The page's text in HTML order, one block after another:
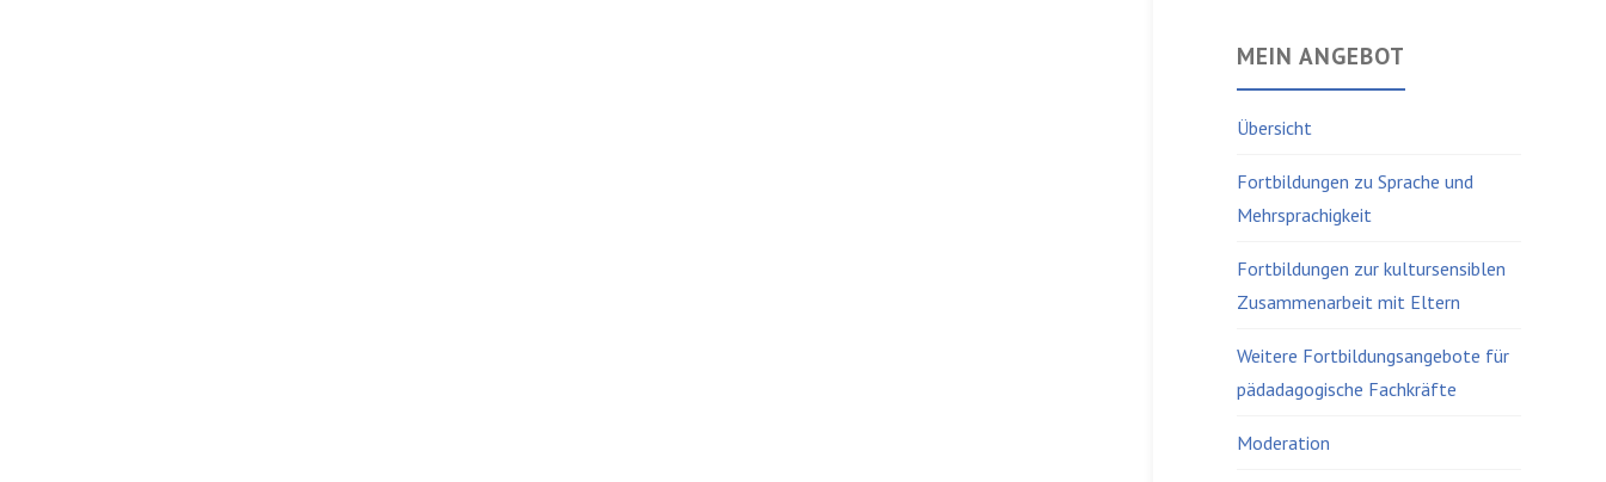
MEIN ANGEBOT
Übersicht
Fortbildungen zu Sprache und
Mehrsprachigkeit
Fortbildungen zur kultursensiblen
Zusammenarbeit mit Eltern
Weitere Fortbildungsangebote für
pädadagogische Fachkräfte
Moderation